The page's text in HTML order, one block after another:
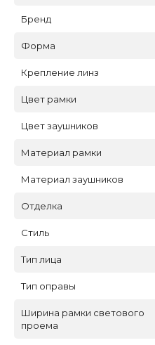
Бренд
Форма
Крепление линз
Цвет рамки
Цвет заушников
Материал рамки
Материал заушников
Отделка
Стиль
Тип лица
Тип оправы
Ширина рамки светового
проема